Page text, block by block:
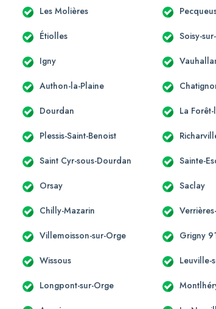
Les Molières
Étiolles Soisy-
Igny
Authon-la-Plaine
Dourdan La
Plessis-Saint-Benoist
Saint Cyr-sous-Dourdan Sainte-
Orsay Saclay
Chilly-Mazarin
Villemoisson-sur-Orge Grigny
Wissous Leuville-
Longpont-sur-Orge